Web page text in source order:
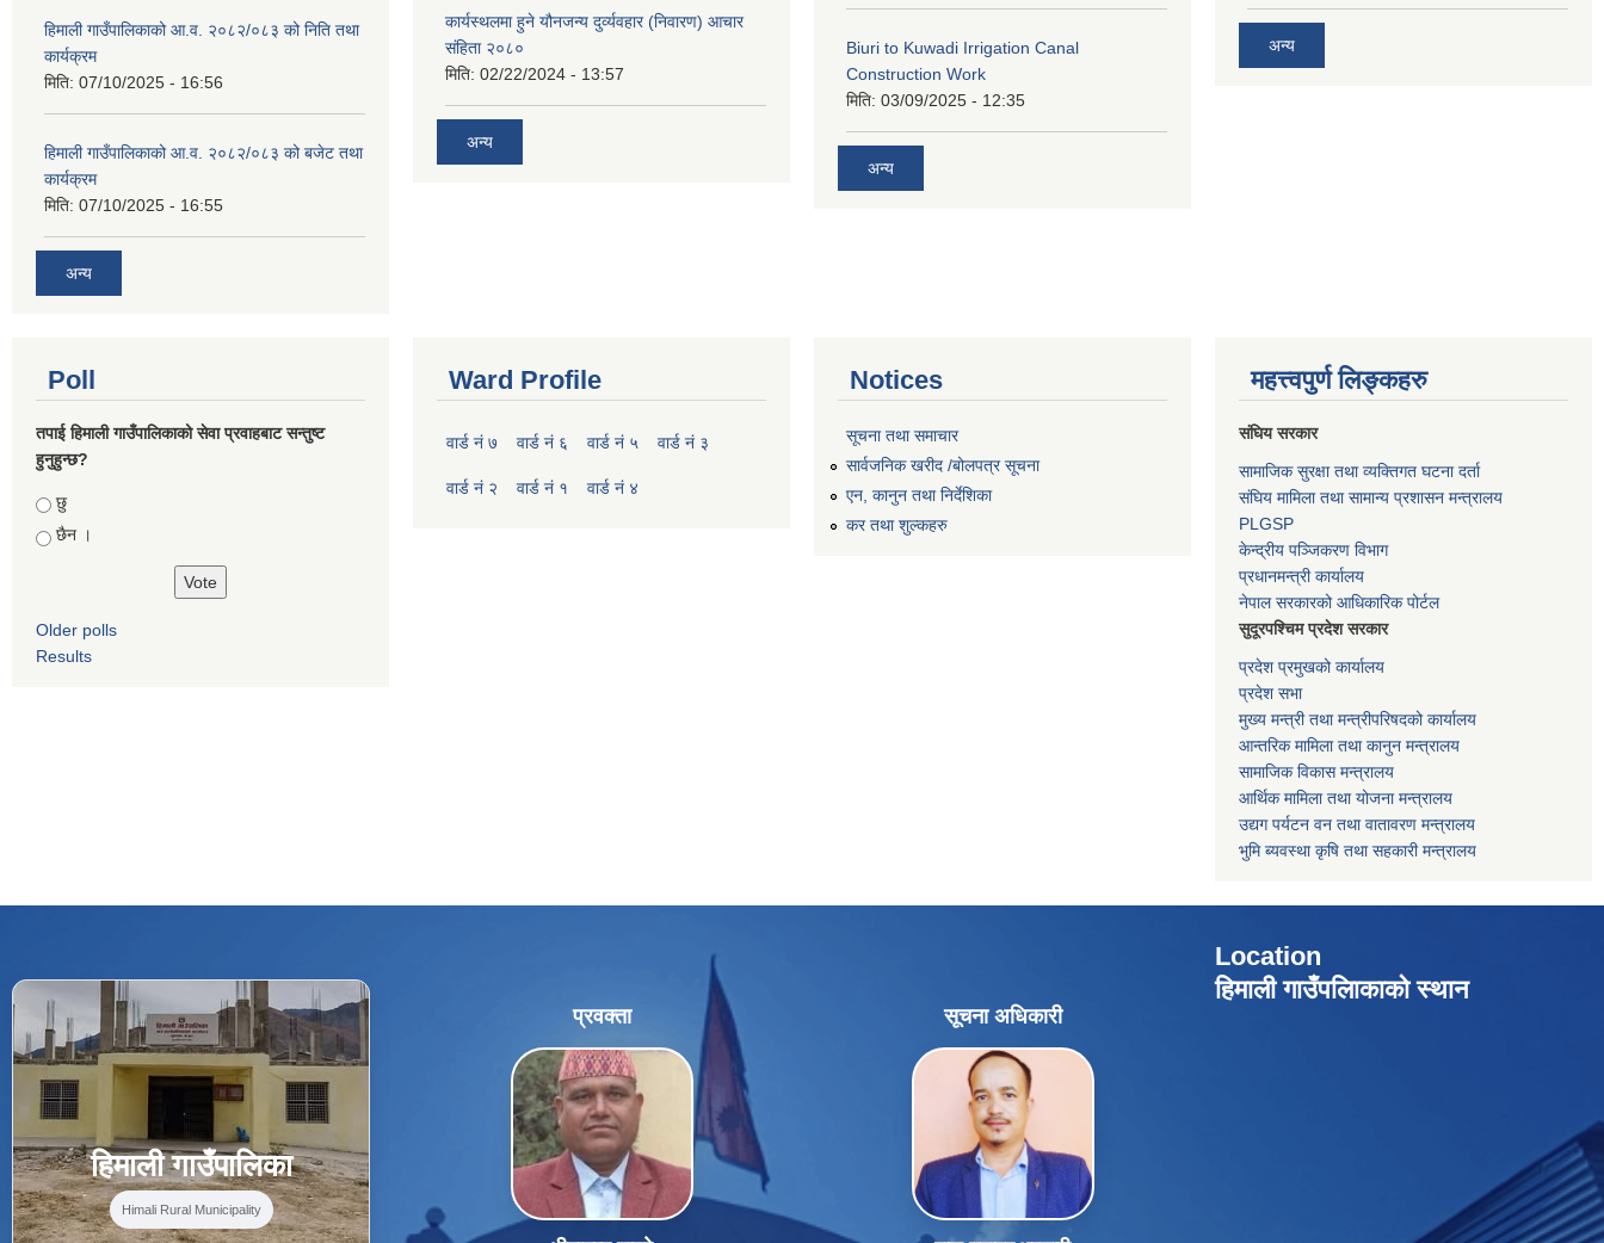
हिमाली गाउँपालिकाको आ.व. २०८२/०८३ को निति तथा
कार्यक्रम
मिति: 07/10/2025 - 16:56
हिमाली गाउँपालिकाको आ.व. २०८२/०८३ को बजेट तथा
कार्यक्रम
मिति: 07/10/2025 - 16:55
अन्य
कार्यस्थलमा हुने यौनजन्य दुर्व्यवहार (निवारण) आचार
संहिता २०८०
मिति: 02/22/2024 - 13:57
अन्य
Biuri to Kuwadi Irrigation Canal
Construction Work
मिति: 03/09/2025 - 12:35
अन्य
अन्य
Poll
तपाई हिमाली गाउँपालिकाको सेवा प्रवाहबाट सन्तुष्ट
हुनुहुन्छ?
Choices
छु
छैन ।
Older polls
Results
Ward Profile
वार्ड नं ७ वार्ड नं ६ वार्ड नं ५ वार्ड नं ३
वार्ड नं २ वार्ड नं १ वार्ड नं ४
Notices
सूचना तथा समाचार
सार्वजनिक खरीद /बोलपत्र सूचना
एन, कानुन तथा निर्देशिका
कर तथा शुल्कहरु
महत्त्वपुर्ण लिङ्कहरु
संघिय सरकार
सामाजिक सुरक्षा तथा व्यक्तिगत घटना दर्ता
संघिय मामिला तथा सामान्य प्रशासन मन्त्रालय
PLGSP
केन्द्रीय पञ्जिकरण विभाग
प्रधानमन्त्री कार्यालय
नेपाल सरकारको आधिकारिक पोर्टल
सुदूरपश्चिम प्रदेश सरकार
प्रदेश प्रमुखको कार्यालय
प्रदेश सभा
मुख्य मन्त्री तथा मन्त्रीपरिषदको कार्यालय
आन्तरिक मामिला तथा कानुन मन्त्रालय
सामाजिक विकास मन्त्रालय
आर्थिक मामिला तथा योजना मन्त्रालय
उद्यग पर्यटन वन तथा वातावरण मन्त्रालय
भुमि ब्यवस्था कृषि तथा सहकारी मन्त्रालय
f Facebook ⋯
हिमाली गाउँपालिका
Himali Rural Municipality
प्रवक्ता सूचना अधिकारी
Location
हिमाली गाउँपलािकाको स्थान